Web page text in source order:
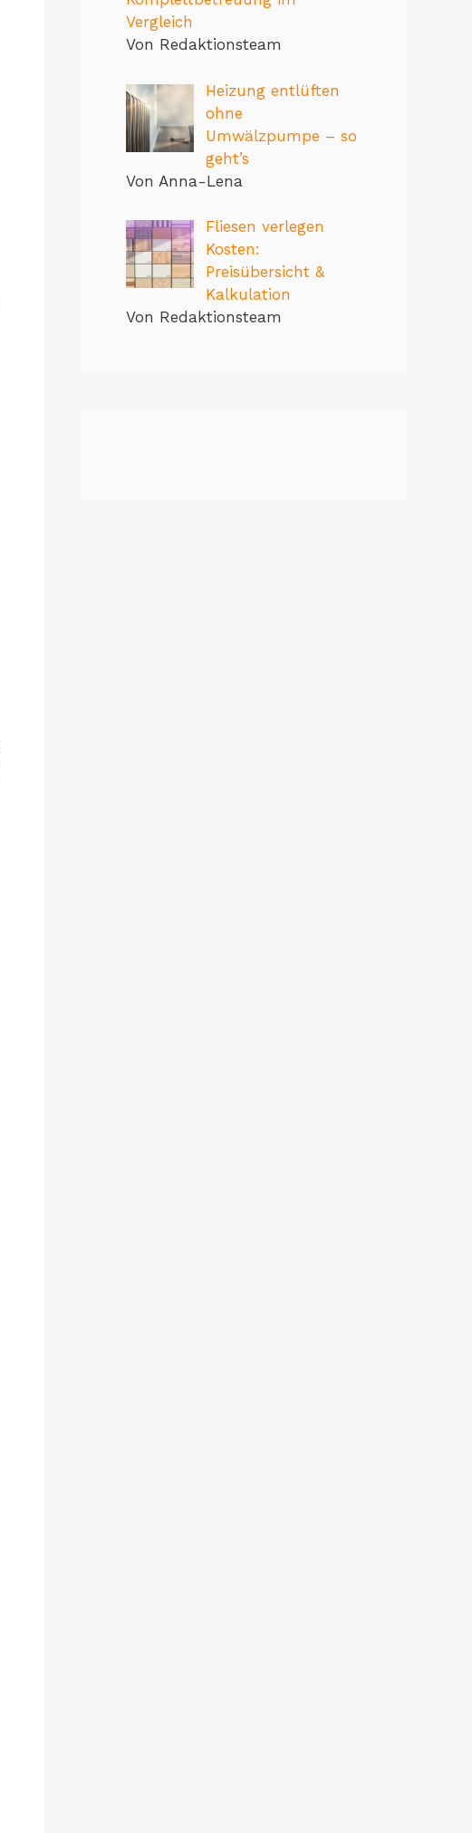
Vergleich
Von Redaktionsteam
Heizung entlüften
ohne
Umwälzpumpe – so
geht’s
Von Anna-Lena
Fliesen verlegen
Kosten:
Preisübersicht &
Kalkulation
Von Redaktionsteam